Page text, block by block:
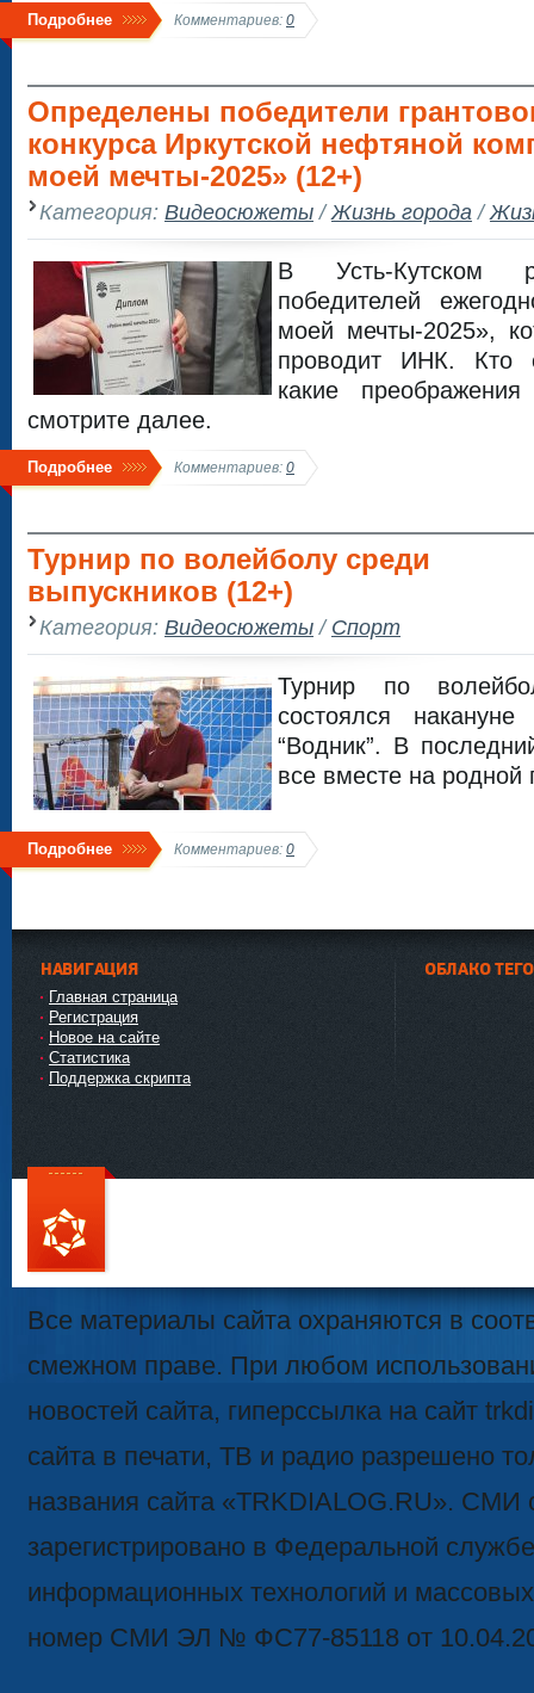
Подробнее Комментариев: 0
Определены победители
конкурса Иркутской нефтяной
моей мечты-2025» (12+)
Категория: Видеосюжеты/Жизнь города /
В Усть-Кутском
победителей
моей мечты-2025»,
проводит ИНК. Кто
какие
смотрите далее.
Подробнее Комментариев: 0
Турнир по волейболу среди
выпускников (12+)
Категория: Видеосюжеты/Спорт
Турнир по
состоялся
“Водник”. В
все вместе на
Подробнее Комментариев: 0
НАВИГАЦИЯ
Главная страница
Регистрация
Новое на сайте
Статистика
Поддержка скрипта
ОБЛАКО
111
Все материалы сайта охраняются в
смежном праве. При любом
новостей сайта, гиперссылка на сайт
сайта в печати, ТВ и радио разрешено
названия сайта «TRKDIALOG.RU». СМИ
зарегистрировано в Федеральной
информационных технологий и
номер СМИ ЭЛ № ФС77-85118 от